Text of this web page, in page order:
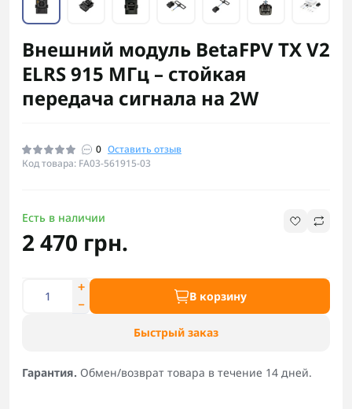
Внешний модуль BetaFPV TX V2
ELRS 915 МГц – стойкая
передача сигнала на 2W
0 Оставить отзыв
Код товара: FA03-561915-03
Есть в наличии
2 470 грн.
В корзину
Быстрый заказ
Гарантия. Обмен/возврат товара в течение 14 дней.